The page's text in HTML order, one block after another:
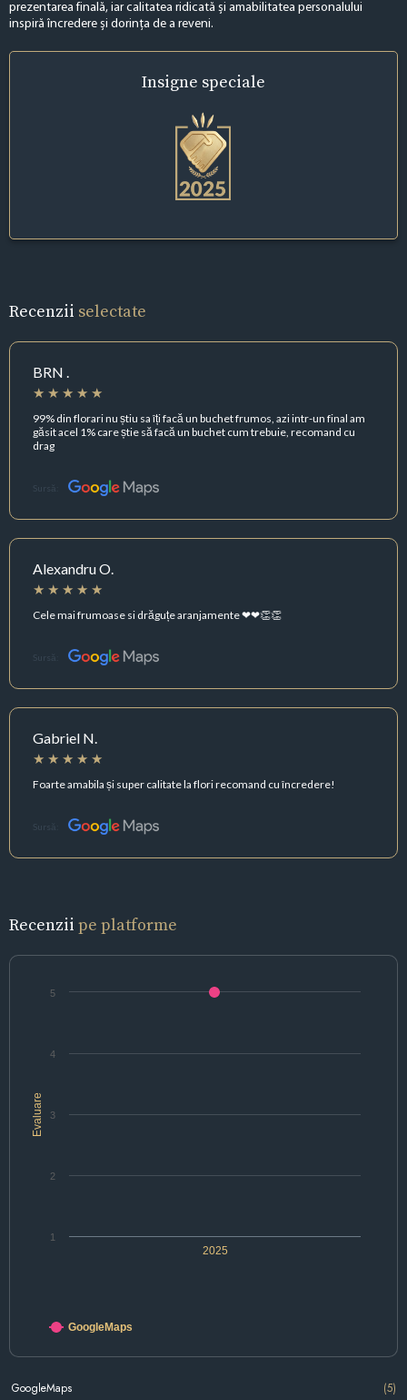
prezentarea finală, iar calitatea ridicată și amabilitatea personalului
inspiră încredere și dorința de a reveni.
Insigne speciale
Recenzii selectate
BRN .
99% din florari nu știu sa îți facă un buchet frumos, azi intr-un final am
găsit acel 1% care știe să facă un buchet cum trebuie, recomand cu
drag
Sursă:
Alexandru O.
Cele mai frumoase si drăguțe aranjamente ❤❤👏👏
Sursă:
Gabriel N.
Foarte amabila și super calitate la flori recomand cu încredere!
Sursă:
Recenzii pe platforme
Evaluare
2025
1
2
3
4
5
GoogleMaps
GoogleMaps (5)